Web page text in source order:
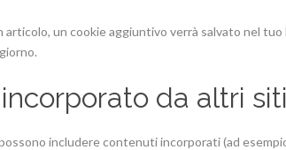
articolo, un cookie aggiuntivo verrà salvato nel
da altri
includere contenuti incorporati (ad